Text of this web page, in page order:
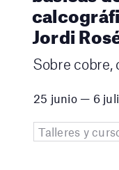
Jordi
Sobre cobre,
25 junio — 6
Talleres y